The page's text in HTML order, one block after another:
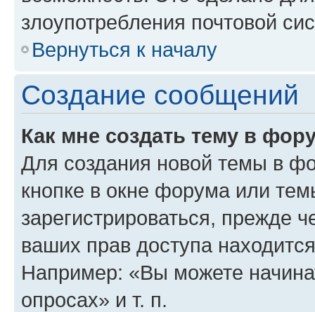
злоупотребления почтовой
Вернуться к началу
Создание сообщений
Как мне создать тему в
Для создания новой темы в
кнопке в окне форума или
зарегистрироваться, прежде
ваших прав доступа
Например: «Вы можете
опросах» и т. п.